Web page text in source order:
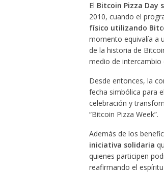
El Bitcoin Pizza Day
2010, cuando el
físico utilizando
momento equivalía a
de la historia de
medio de intercambio
Desde entonces, la
fecha simbólica para
celebración y
“Bitcoin Pizza Week”.
Además de los
iniciativa solidaria
quienes participen
reafirmando el